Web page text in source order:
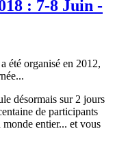
: 7-8 Juin -
été organisé en 2012,
désormais sur 2 jours
de participants
monde entier... et vous